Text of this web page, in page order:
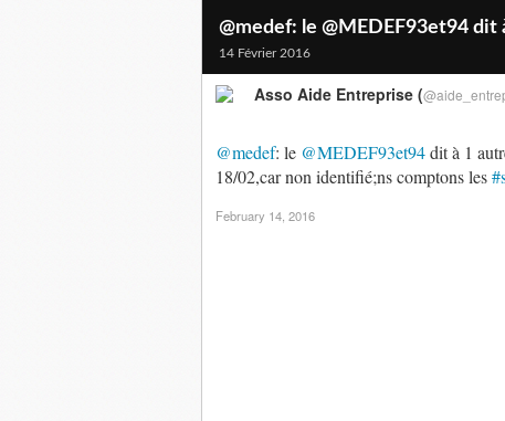
@medef: le @MEDEF93et94 dit
14 Février 2016
@medef: le @MEDEF93et94dit à 1
18/02,car non identifié;ns comptons les
Asso Aide Entreprise (
February 14, 2016